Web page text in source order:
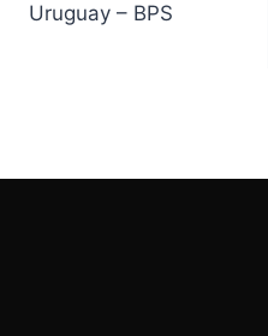
Uruguay – BPS